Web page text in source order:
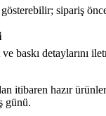
sipariş
baskı detaylarını
itibaren hazır
günü.